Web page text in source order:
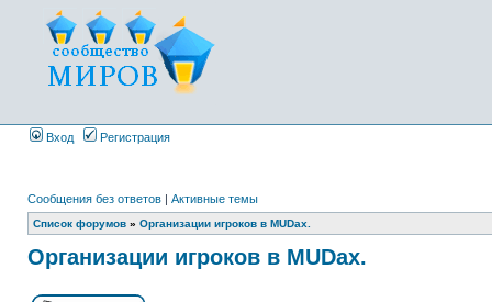
Вход Регистрация
Сообщения без ответов | Активные темы
Список форумов » Организации игроков в MUDах.
Организации игроков в MUDах.